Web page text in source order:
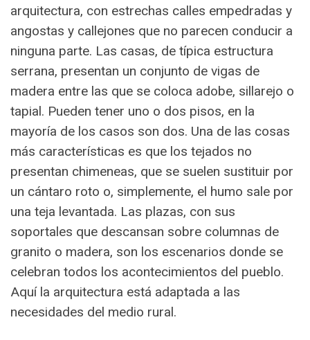
arquitectura, con estrechas calles empedradas y
angostas y callejones que no parecen conducir a
ninguna parte. Las casas, de típica estructura
serrana, presentan un conjunto de vigas de
madera entre las que se coloca adobe, sillarejo o
tapial. Pueden tener uno o dos pisos, en la
mayoría de los casos son dos. Una de las cosas
más características es que los tejados no
presentan chimeneas, que se suelen sustituir por
un cántaro roto o, simplemente, el humo sale por
una teja levantada. Las plazas, con sus
soportales que descansan sobre columnas de
granito o madera, son los escenarios donde se
celebran todos los acontecimientos del pueblo.
Aquí la arquitectura está adaptada a las
necesidades del medio rural.